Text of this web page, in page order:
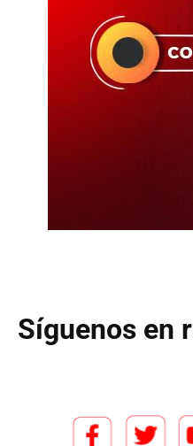
Síguenos en